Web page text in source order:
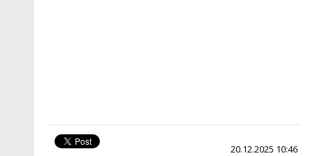
20.12.2025 10:46